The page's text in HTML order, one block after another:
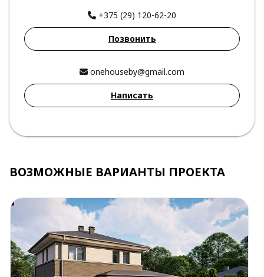
+375 (29) 120-62-20
Позвонить
onehouseby@gmail.com
Написать
ВОЗМОЖНЫЕ ВАРИАНТЫ ПРОЕКТА